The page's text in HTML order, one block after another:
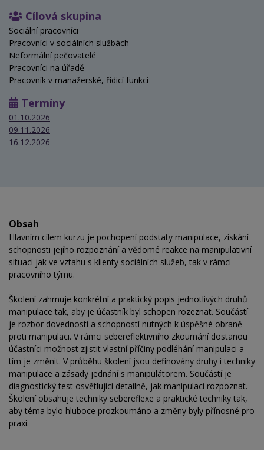
Cílová skupina
Sociální pracovníci
Pracovníci v sociálních službách
Neformální pečovatelé
Pracovníci na úřadě
Pracovník v manažerské, řídicí funkci
Termíny
01.10.2026
09.11.2026
16.12.2026
Obsah
Hlavním cílem kurzu je pochopení podstaty manipulace, získání
schopnosti jejího rozpoznání a vědomé reakce na manipulativní
situaci jak ve vztahu s klienty sociálních služeb, tak v rámci
pracovního týmu.
Školení zahrnuje konkrétní a praktický popis jednotlivých druhů
manipulace tak, aby je účastník byl schopen rozeznat. Součástí
je rozbor dovedností a schopností nutných k úspěšné obraně
proti manipulaci. V rámci sebereflektivního zkoumání dostanou
účastníci možnost zjistit vlastní příčiny podléhání manipulaci a
tím je změnit. V průběhu školení jsou definovány druhy i techniky
manipulace a zásady jednání s manipulátorem. Součástí je
diagnostický test osvětlující detailně, jak manipulaci rozpoznat.
Školení obsahuje techniky sebereflexe a praktické techniky tak,
aby téma bylo hluboce prozkoumáno a změny byly přínosné pro
praxi.